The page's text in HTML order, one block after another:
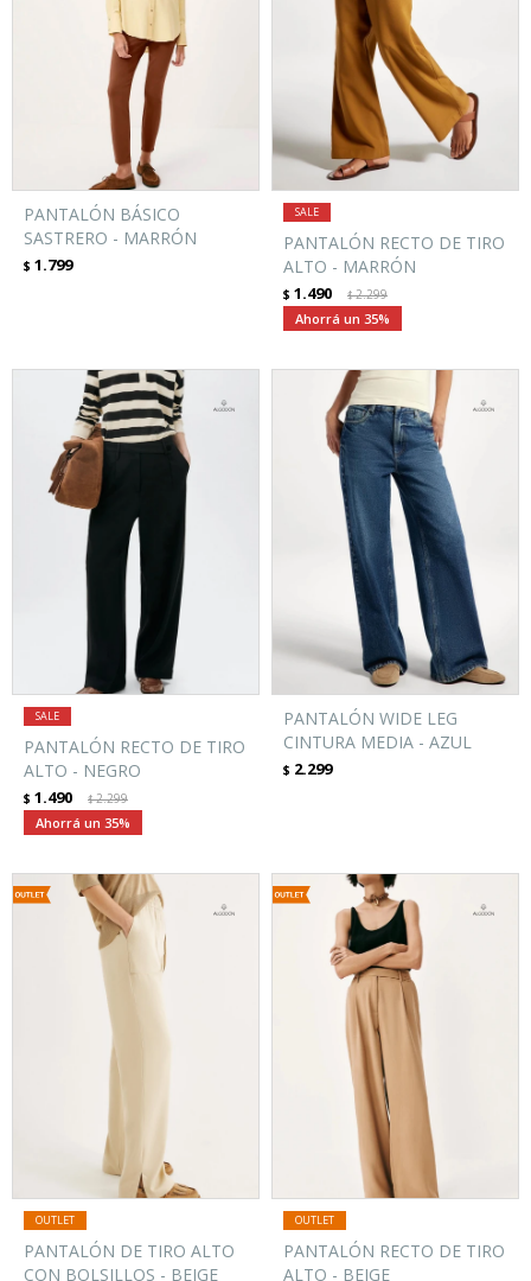
PANTALÓN BÁSICO
SASTRERO - MARRÓN
$ 1.799
PANTALÓN RECTO DE TIRO
ALTO - MARRÓN
$ 1.490 $2.299
35
PANTALÓN RECTO DE TIRO
ALTO - NEGRO
$ 1.490 $2.299
35
PANTALÓN WIDE LEG
CINTURA MEDIA - AZUL
$ 2.299
PANTALÓN DE TIRO ALTO
CON BOLSILLOS - BEIGE
PANTALÓN RECTO DE TIRO
ALTO - BEIGE